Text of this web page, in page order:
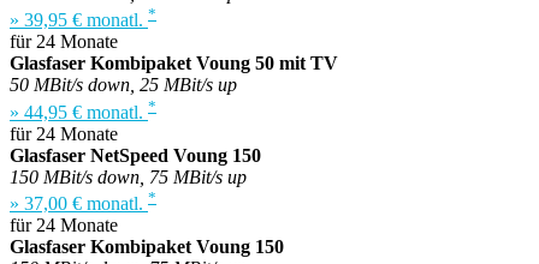
» 39,95 € monatl. *
für 24 Monate
Glasfaser Kombipaket Voung 50 mit TV
50 MBit/s down, 25 MBit/s up
» 44,95 € monatl. *
für 24 Monate
Glasfaser NetSpeed Voung 150
150 MBit/s down, 75 MBit/s up
» 37,00 € monatl. *
für 24 Monate
Glasfaser Kombipaket Voung 150